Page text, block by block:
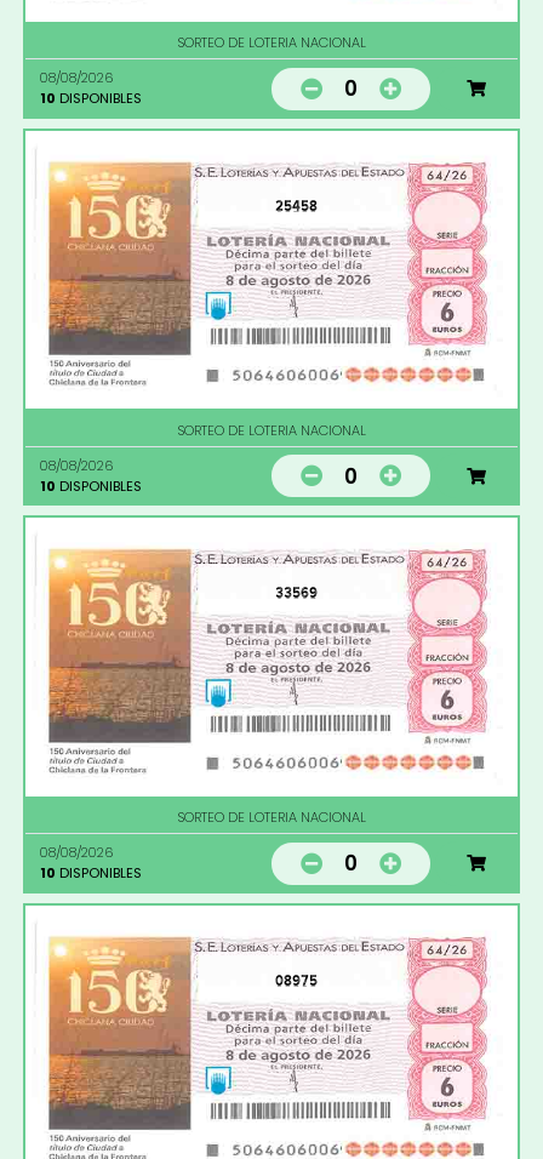
SORTEO DE LOTERIA NACIONAL
08/08/2026
10 DISPONIBLES 0
25458
SORTEO DE LOTERIA NACIONAL
08/08/2026
10 DISPONIBLES 0
33569
SORTEO DE LOTERIA NACIONAL
08/08/2026
10 DISPONIBLES 0
08975